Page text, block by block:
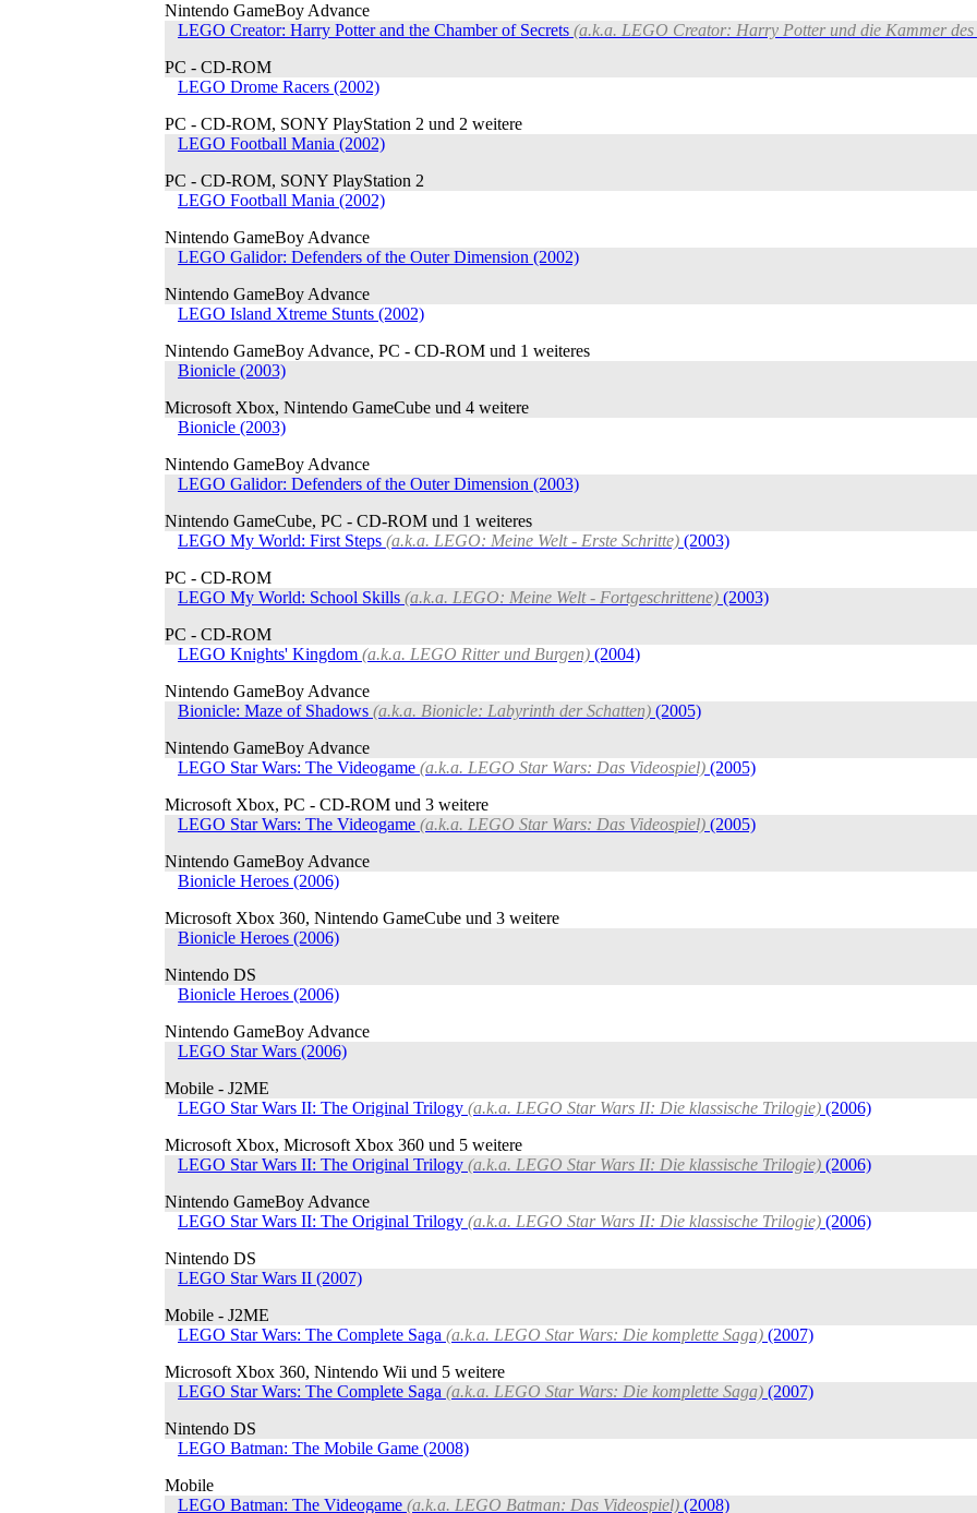
Nintendo GameBoy Advance
LEGO Creator: Harry Potter and the Chamber of Secrets (a.k.a. LEGO Creator: Harry Potter und die Kammer des
PC - CD-ROM
LEGO Drome Racers (2002)
PC - CD-ROM, SONY PlayStation 2 und 2 weitere
LEGO Football Mania (2002)
PC - CD-ROM, SONY PlayStation 2
LEGO Football Mania (2002)
Nintendo GameBoy Advance
LEGO Galidor: Defenders of the Outer Dimension (2002)
Nintendo GameBoy Advance
LEGO Island Xtreme Stunts (2002)
Nintendo GameBoy Advance, PC - CD-ROM und 1 weiteres
Bionicle (2003)
Microsoft Xbox, Nintendo GameCube und 4 weitere
Bionicle (2003)
Nintendo GameBoy Advance
LEGO Galidor: Defenders of the Outer Dimension (2003)
Nintendo GameCube, PC - CD-ROM und 1 weiteres
LEGO My World: First Steps (a.k.a. LEGO: Meine Welt - Erste Schritte) (2003)
PC - CD-ROM
LEGO My World: School Skills (a.k.a. LEGO: Meine Welt - Fortgeschrittene) (2003)
PC - CD-ROM
LEGO Knights' Kingdom (a.k.a. LEGO Ritter und Burgen) (2004)
Nintendo GameBoy Advance
Bionicle: Maze of Shadows (a.k.a. Bionicle: Labyrinth der Schatten) (2005)
Nintendo GameBoy Advance
LEGO Star Wars: The Videogame (a.k.a. LEGO Star Wars: Das Videospiel) (2005)
Microsoft Xbox, PC - CD-ROM und 3 weitere
LEGO Star Wars: The Videogame (a.k.a. LEGO Star Wars: Das Videospiel) (2005)
Nintendo GameBoy Advance
Bionicle Heroes (2006)
Microsoft Xbox 360, Nintendo GameCube und 3 weitere
Bionicle Heroes (2006)
Nintendo DS
Bionicle Heroes (2006)
Nintendo GameBoy Advance
LEGO Star Wars (2006)
Mobile - J2ME
LEGO Star Wars II: The Original Trilogy (a.k.a. LEGO Star Wars II: Die klassische Trilogie) (2006)
Microsoft Xbox, Microsoft Xbox 360 und 5 weitere
LEGO Star Wars II: The Original Trilogy (a.k.a. LEGO Star Wars II: Die klassische Trilogie) (2006)
Nintendo GameBoy Advance
LEGO Star Wars II: The Original Trilogy (a.k.a. LEGO Star Wars II: Die klassische Trilogie) (2006)
Nintendo DS
LEGO Star Wars II (2007)
Mobile - J2ME
LEGO Star Wars: The Complete Saga (a.k.a. LEGO Star Wars: Die komplette Saga) (2007)
Microsoft Xbox 360, Nintendo Wii und 5 weitere
LEGO Star Wars: The Complete Saga (a.k.a. LEGO Star Wars: Die komplette Saga) (2007)
Nintendo DS
LEGO Batman: The Mobile Game (2008)
Mobile
LEGO Batman: The Videogame (a.k.a. LEGO Batman: Das Videospiel) (2008)